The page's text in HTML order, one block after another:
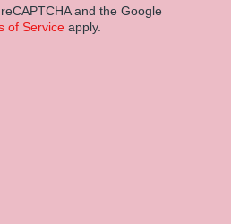
and the Google
of Service apply.